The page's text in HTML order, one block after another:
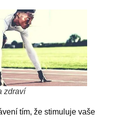
zdraví
tím, že stimuluje vaše